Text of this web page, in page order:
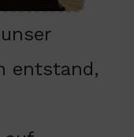
entstand,